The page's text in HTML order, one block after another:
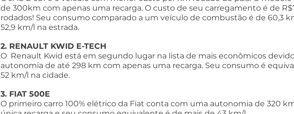
de 300km com apenas uma recarga. O custo de seu carregamento é de
rodados! Seu consumo comparado a um veículo de combustão é de 60,3
52,9 km/l na estrada.
2. RENAULT KWID E-TECH
O  Renault Kwid está em segundo lugar na lista de mais econômicos
autonomia de até 298 km com apenas uma recarga. Seu consumo é
52 km/l na cidade.
3. FIAT 500E
O primeiro carro 100% elétrico da Fiat conta com uma autonomia de 320